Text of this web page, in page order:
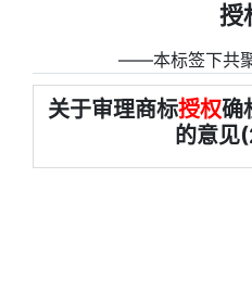
授
――本标签下共
关于审理商标授权确
的意见